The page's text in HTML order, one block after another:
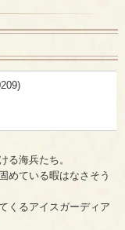
る海兵たち。
めている暇はなさそう
くるアイスガーディア